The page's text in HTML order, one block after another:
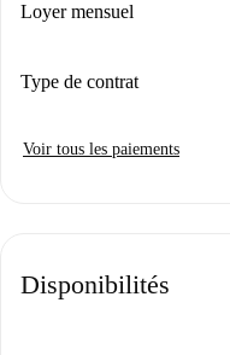
Loyer mensuel
Type de contrat
Voir tous les paiements
Disponibilités